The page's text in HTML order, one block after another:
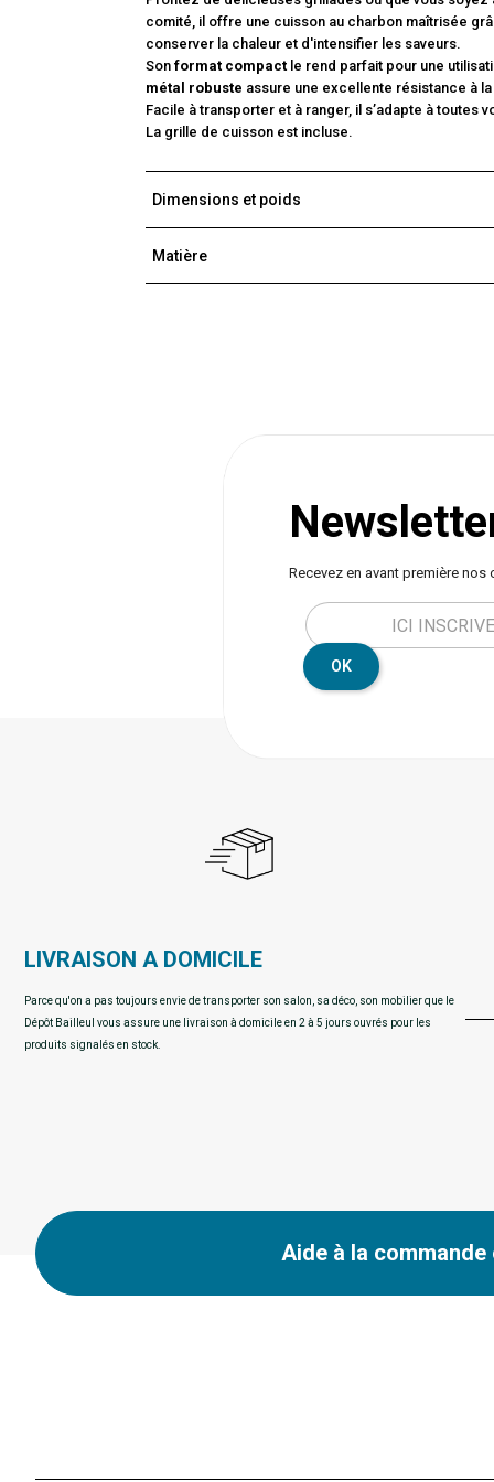
comité, il offre une cuisson au charbon maîtrisée
conserver la chaleur et d'intensifier les saveurs.
Son format compact le rend parfait pour une
métal robuste assure une excellente résistance à
Facile à transporter et à ranger, il s’adapte à toutes
La grille de cuisson est incluse.
Dimensions et poids
Matière
Recevez en avant première
OK
LIVRAISON A DOMICILE
Parce qu'on a pas toujours envie de transporter son salon, sa déco, son mobilier que le
Dépôt Bailleul vous assure une livraison à domicile en 2 à 5 jours ouvrés pour les
produits signalés en stock.
Aide à la commande